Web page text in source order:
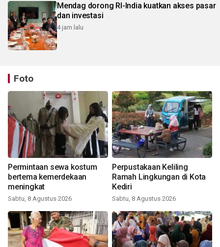
Mendag dorong RI-India kuatkan akses pasar
dan investasi
4 jam lalu
Foto
Permintaan sewa kostum
bertema kemerdekaan
meningkat
Sabtu, 8 Agustus 2026
Perpustakaan Keliling
Ramah Lingkungan di Kota
Kediri
Sabtu, 8 Agustus 2026